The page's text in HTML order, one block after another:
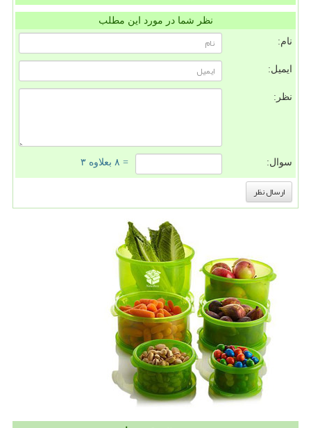
نظر شما در مورد این مطلب
نام:
ایمیل:
نظر:
سوال: = ۸ بعلاوه ۳